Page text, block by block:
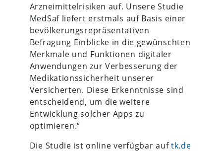
Arzneimittelrisiken auf. Unsere Studie
MedSaf liefert erstmals auf Basis einer
bevölkerungsrepräsentativen
Befragung Einblicke in die gewünschten
Merkmale und Funktionen digitaler
Anwendungen zur Verbesserung der
Medikationssicherheit unserer
Versicherten. Diese Erkenntnisse sind
entscheidend, um die weitere
Entwicklung solcher Apps zu
optimieren.“
Die Studie ist online verfügbar auftk.de